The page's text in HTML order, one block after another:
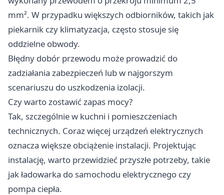
mm². W przypadku większych odbiorników, takich jak
piekarnik czy klimatyzacja, często stosuje się
oddzielne obwody.
Błędny dobór przewodu może prowadzić do
zadziałania zabezpieczeń lub w najgorszym
scenariuszu do uszkodzenia izolacji.
Czy warto zostawić zapas mocy?
Tak, szczególnie w kuchni i pomieszczeniach
technicznych. Coraz więcej urządzeń elektrycznych
oznacza większe obciążenie instalacji. Projektując
instalację, warto przewidzieć przyszłe potrzeby, takie
jak ładowarka do samochodu elektrycznego czy
pompa ciepła.